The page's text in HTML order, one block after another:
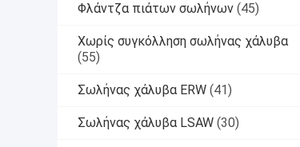
Φλάντζα πιάτων σωλήνων (45)
Χωρίς συγκόλληση σωλήνας χάλυβα
(55)
Σωλήνας χάλυβα ERW (41)
Σωλήνας χάλυβα LSAW (30)